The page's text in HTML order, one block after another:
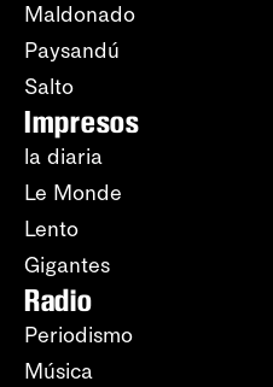
Maldonado
Paysandú
Salto
Impresos
la diaria
Le Monde
Lento
Gigantes
Radio
Periodismo
Música